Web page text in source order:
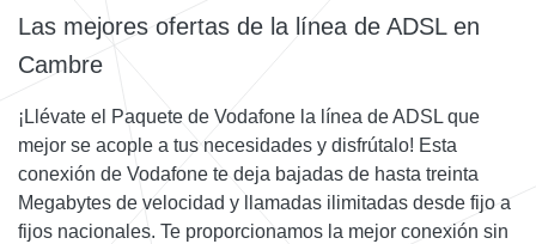
Las mejores ofertas de la línea de ADSL en
Cambre
¡Llévate el Paquete de Vodafone la línea de ADSL que
mejor se acople a tus necesidades y disfrútalo! Esta
conexión de Vodafone te deja bajadas de hasta treinta
Megabytes de velocidad y llamadas ilimitadas desde fijo a
fijos nacionales. Te proporcionamos la mejor conexión sin